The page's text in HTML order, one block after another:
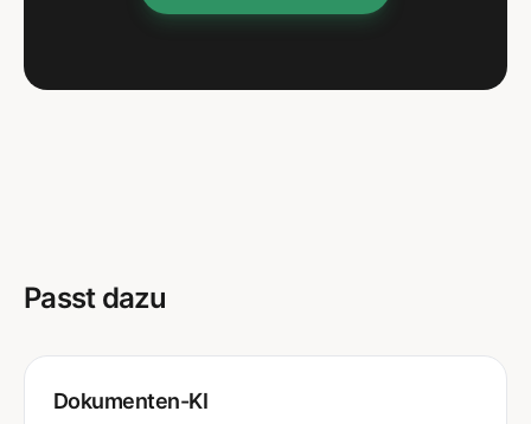
Passt dazu
Dokumenten-KI